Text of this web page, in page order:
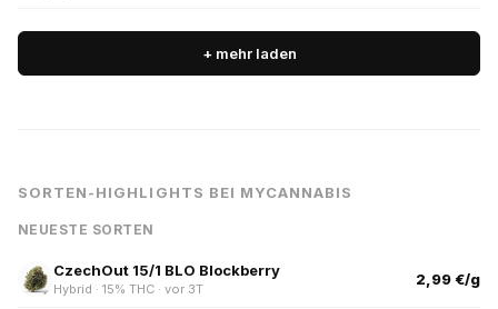
+ mehr laden
SORTEN-HIGHLIGHTS BEI MYCANNABIS
NEUESTE SORTEN
CzechOut 15/1 BLO Blockberry
Hybrid · 15% THC · vor 3T
2,99 €/g